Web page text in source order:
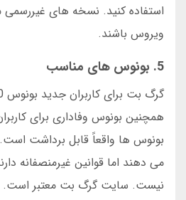
استفاده کنید. نسخه های
ویروس باشند.
5. بونوس های مناسب
همچنین بونوس وفاداری برای
بونوس ها واقعاً قابل برداشت
می دهند اما قوانین غیرمنصفانه
نیست. سایت گرگ بت معتبر است.